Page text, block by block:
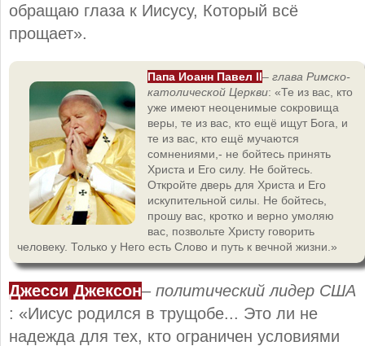
обращаю глаза к Иисусу, Который всё
прощает».
Папа Иоанн Павел II– глава Римско-
католической Церкви: «Те из вас, кто
уже имеют неоценимые сокровища
веры, те из вас, кто ещё ищут Бога, и
те из вас, кто ещё мучаются
сомнениями,- не бойтесь принять
Христа и Его силу. Не бойтесь.
Откройте дверь для Христа и Его
искупительной силы. Не бойтесь,
прошу вас, кротко и верно умоляю
вас, позвольте Христу говорить
человеку. Только у Него есть Слово и путь к вечной жизни.»
Джесси Джексон– политический лидер США
: «Иисус родился в трущобе... Это ли не
надежда для тех, кто ограничен условиями